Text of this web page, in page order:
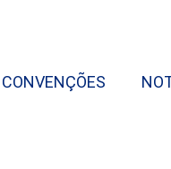
CONVENÇÕES